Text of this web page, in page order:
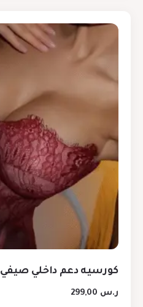
كورسيه دعم داخلي صيفي
ر.س